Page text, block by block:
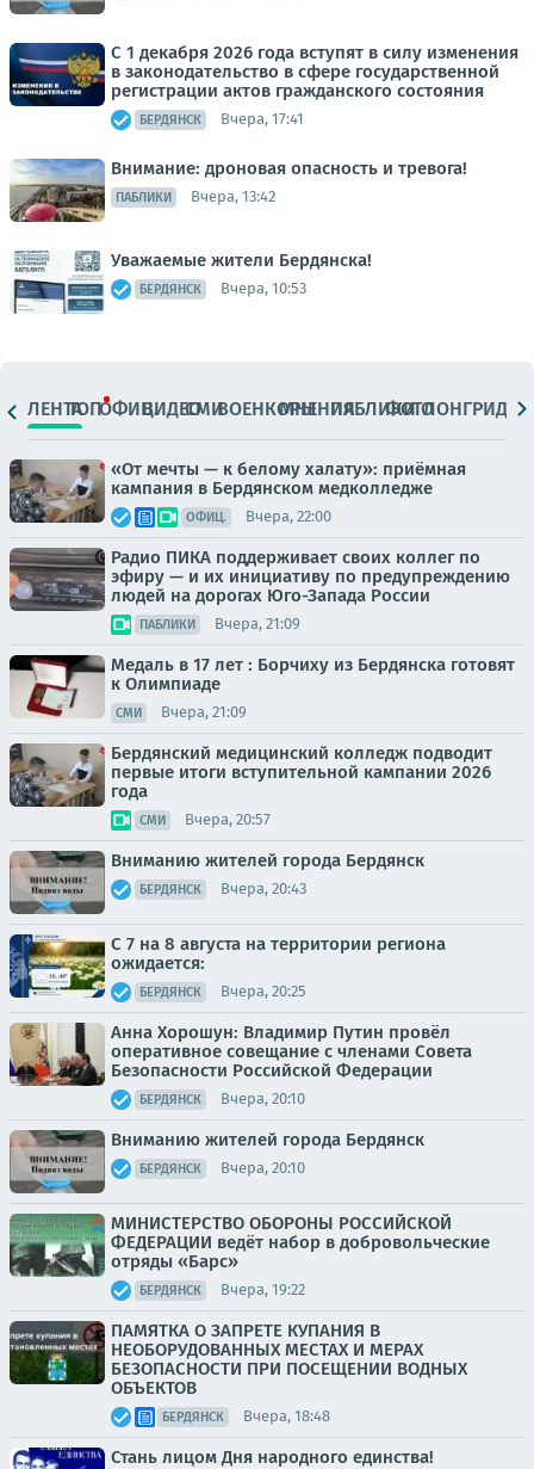
С 1 декабря 2026 года вступят в силу изменения
в законодательство в сфере государственной
регистрации актов гражданского состояния
БЕРДЯНСК Вчера, 17:41
Внимание: дроновая опасность и тревога!
ПАБЛИКИ Вчера, 13:42
Уважаемые жители Бердянска!
БЕРДЯНСК Вчера, 10:53
ЛЕНТАТОПОФИЦ.ВИДЕОСМИВОЕНКОРЫМНЕНИЯПАБЛИКИ
ФОТОЛОНГРИДЫ
«От мечты — к белому халату»: приёмная
кампания в Бердянском медколледже
ОФИЦ. Вчера, 22:00
Радио ПИКА поддерживает своих коллег по
эфиру — и их инициативу по предупреждению
людей на дорогах Юго-Запада России
ПАБЛИКИ Вчера, 21:09
Медаль в 17 лет : Борчиху из Бердянска готовят
к Олимпиаде
СМИ Вчера, 21:09
Бердянский медицинский колледж подводит
первые итоги вступительной кампании 2026
года
СМИ Вчера, 20:57
Вниманию жителей города Бердянск
БЕРДЯНСК Вчера, 20:43
С 7 на 8 августа на территории региона
ожидается:
БЕРДЯНСК Вчера, 20:25
Анна Хорошун: Владимир Путин провёл
оперативное совещание с членами Совета
Безопасности Российской Федерации
БЕРДЯНСК Вчера, 20:10
Вниманию жителей города Бердянск
БЕРДЯНСК Вчера, 20:10
МИНИСТЕРСТВО ОБОРОНЫ РОССИЙСКОЙ
ФЕДЕРАЦИИ ведёт набор в добровольческие
отряды «Барс»
БЕРДЯНСК Вчера, 19:22
ПАМЯТКА О ЗАПРЕТЕ КУПАНИЯ В
НЕОБОРУДОВАННЫХ МЕСТАХ И МЕРАХ
БЕЗОПАСНОСТИ ПРИ ПОСЕЩЕНИИ ВОДНЫХ
ОБЪЕКТОВ
БЕРДЯНСК Вчера, 18:48
Стань лицом Дня народного единства!